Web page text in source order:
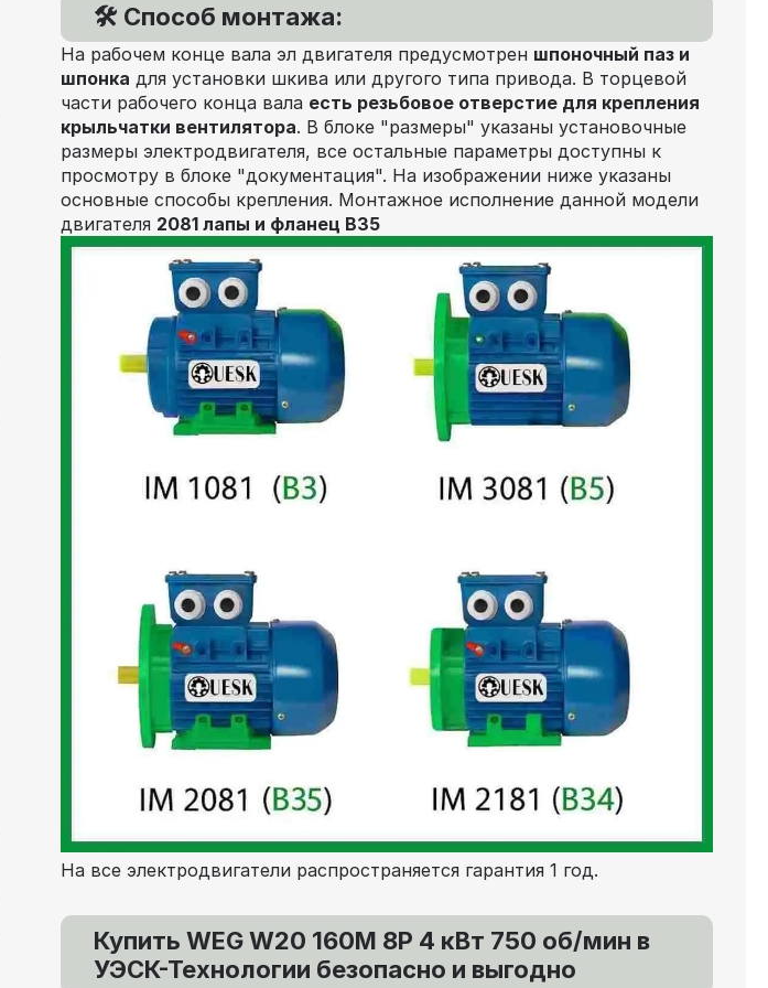
🛠️ Способ монтажа:
На рабочем конце вала эл двигателя предусмотрен шпоночный паз и
шпонка для установки шкива или другого типа привода. В торцевой
части рабочего конца вала есть резьбовое отверстие для крепления
крыльчатки вентилятора. В блоке "размеры" указаны установочные
размеры электродвигателя, все остальные параметры доступны к
просмотру в блоке "документация". На изображении ниже указаны
основные способы крепления. Монтажное исполнение данной модели
двигателя 2081 лапы и фланец В35
На все электродвигатели распространяется гарантия 1 год.
Купить WEG W20 160M 8P 4 кВт 750 об/мин в
УЭСК-Технологии безопасно и выгодно